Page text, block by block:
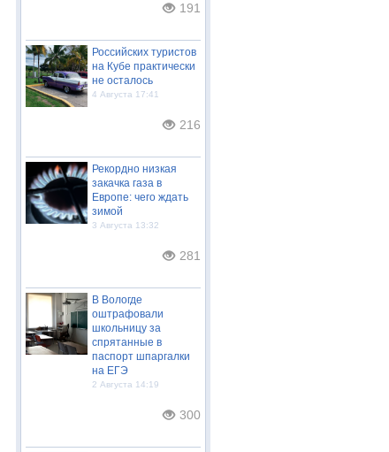
191
Российских туристов
на Кубе практически
не осталось
4 Августа 17:41
216
Рекордно низкая
закачка газа в
Европе: чего ждать
зимой
3 Августа 13:32
281
В Вологде
оштрафовали
школьницу за
спрятанные в
паспорт шпаргалки
на ЕГЭ
2 Августа 14:19
300